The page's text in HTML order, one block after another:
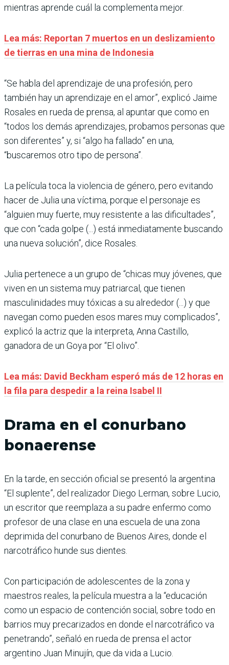
mientras aprende cuál la complementa mejor.
Lea más: Reportan 7 muertos en un deslizamiento
de tierras en una mina de Indonesia
“Se habla del aprendizaje de una profesión, pero
también hay un aprendizaje en el amor”, explicó Jaime
Rosales en rueda de prensa, al apuntar que como en
“todos los demás aprendizajes, probamos personas que
son diferentes” y, si “algo ha fallado” en una,
“buscaremos otro tipo de persona”.
La película toca la violencia de género, pero evitando
hacer de Julia una víctima, porque el personaje es
“alguien muy fuerte, muy resistente a las dificultades”,
que con “cada golpe (...) está inmediatamente buscando
una nueva solución”, dice Rosales.
Julia pertenece a un grupo de “chicas muy jóvenes, que
viven en un sistema muy patriarcal, que tienen
masculinidades muy tóxicas a su alrededor (...) y que
navegan como pueden esos mares muy complicados”,
explicó la actriz que la interpreta, Anna Castillo,
ganadora de un Goya por “El olivo”.
Lea más: David Beckham esperó más de 12 horas en
la fila para despedir a la reina Isabel II
Drama en el conurbano
bonaerense
En la tarde, en sección oficial se presentó la argentina
“El suplente”, del realizador Diego Lerman, sobre Lucio,
un escritor que reemplaza a su padre enfermo como
profesor de una clase en una escuela de una zona
deprimida del conurbano de Buenos Aires, donde el
narcotráfico hunde sus dientes.
Con participación de adolescentes de la zona y
maestros reales, la película muestra a la “educación
como un espacio de contención social, sobre todo en
barrios muy precarizados en donde el narcotráfico va
penetrando”, señaló en rueda de prensa el actor
argentino Juan Minujín, que da vida a Lucio.